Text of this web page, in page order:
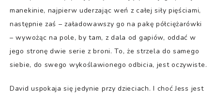
manekinie, najpierw uderzając weń z całej siły pięściami,
następnie zaś – załadowawszy go na pakę półciężarówki
– wywożąc na pole, by tam, z dala od gapiów, oddać w
jego stronę dwie serie z broni. To, że strzela do samego
siebie, do swego wykoślawionego odbicia, jest oczywiste.
David uspokaja się jedynie przy dzieciach. I choć Jess jest